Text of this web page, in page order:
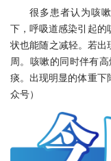
很多患者认为咳
下，呼吸道感染引起的
状也能随之减轻。若
周。咳嗽的同时伴有
痰。出现明显的体重下
众号）